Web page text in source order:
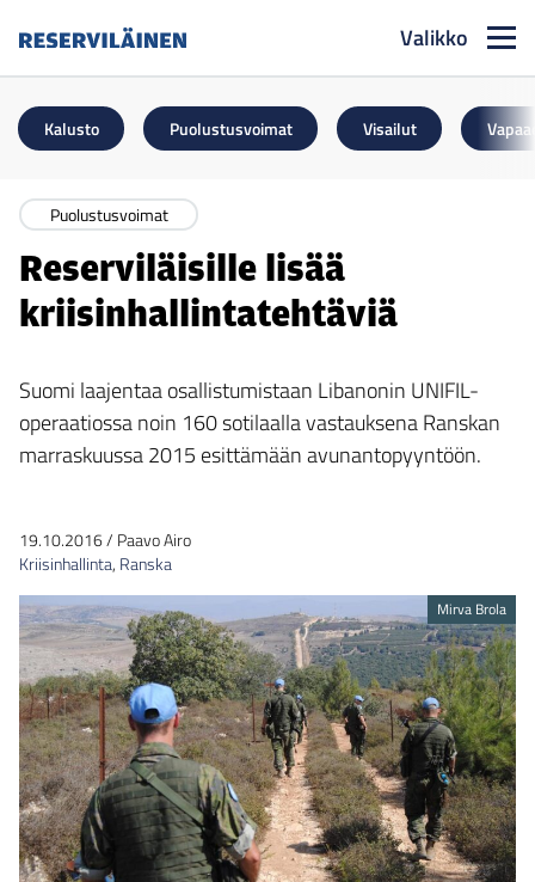
Valikko
Kalusto Puolustusvoimat Visailut
Puolustusvoimat
Reserviläisille lisää
kriisinhallintatehtäviä
Suomi laajentaa osallistumistaan Libanonin UNIFIL-
operaatiossa noin 160 sotilaalla vastauksena Ranskan
marraskuussa 2015 esittämään avunantopyyntöön.
19.10.2016/ Paavo Airo
Kriisinhallinta, Ranska
Mirva Brola